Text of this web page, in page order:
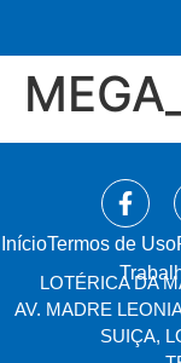
Início⁠Termos de Uso
LOTÉRICA DA
AV. MADRE
SUIÇA,